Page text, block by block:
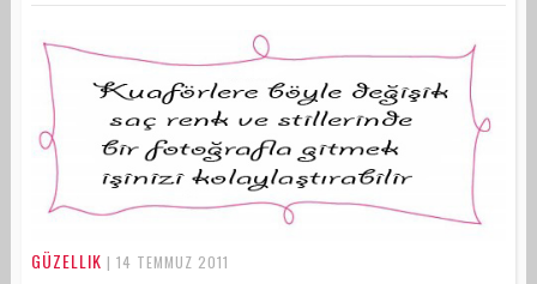
GÜZELLIK | 14 TEMMUZ 2011